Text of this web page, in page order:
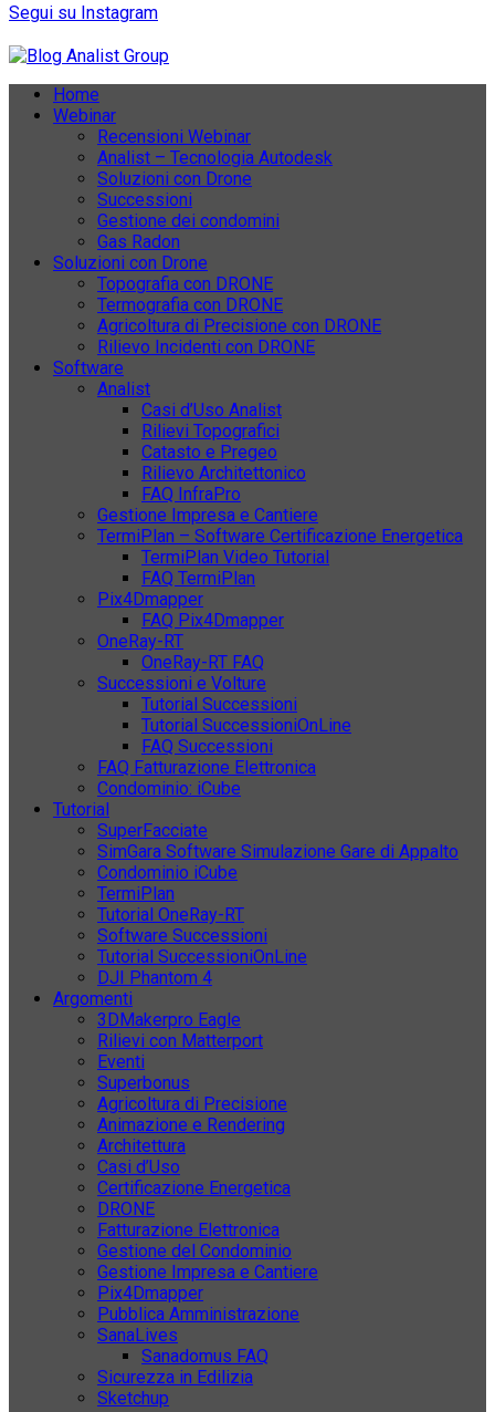
Segui su Instagram
Home
Webinar
Recensioni Webinar
Analist – Tecnologia Autodesk
Soluzioni con Drone
Successioni
Gestione dei condomini
Gas Radon
Soluzioni con Drone
Topografia con DRONE
Termografia con DRONE
Agricoltura di Precisione con DRONE
Rilievo Incidenti con DRONE
Software
Analist
Casi d’Uso Analist
Rilievi Topografici
Catasto e Pregeo
Rilievo Architettonico
FAQ InfraPro
Gestione Impresa e Cantiere
TermiPlan – Software Certificazione Energetica
TermiPlan Video Tutorial
FAQ TermiPlan
Pix4Dmapper
FAQ Pix4Dmapper
OneRay-RT
OneRay-RT FAQ
Successioni e Volture
Tutorial Successioni
Tutorial SuccessioniOnLine
FAQ Successioni
FAQ Fatturazione Elettronica
Condominio: iCube
Tutorial
SuperFacciate
SimGara Software Simulazione Gare di Appalto
Condominio iCube
TermiPlan
Tutorial OneRay-RT
Software Successioni
Tutorial SuccessioniOnLine
DJI Phantom 4
Argomenti
3DMakerpro Eagle
Rilievi con Matterport
Eventi
Superbonus
Agricoltura di Precisione
Animazione e Rendering
Architettura
Casi d’Uso
Certificazione Energetica
DRONE
Fatturazione Elettronica
Gestione del Condominio
Gestione Impresa e Cantiere
Pix4Dmapper
Pubblica Amministrazione
SanaLives
Sanadomus FAQ
Sicurezza in Edilizia
Sketchup